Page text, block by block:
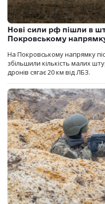
Нові сили рф пішли в
Покровському
На Покровському напрямку
збільшили кількість малих
дронів сягає 20 км від ЛБЗ.